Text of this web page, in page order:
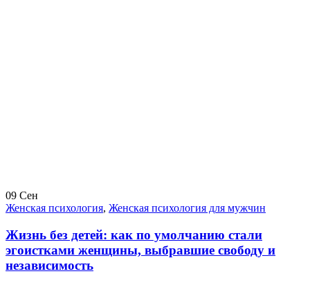
09 Сен
Женская психология, Женская психология для мужчин
Жизнь без детей: как по умолчанию стали
эгоистками женщины, выбравшие свободу и
независимость